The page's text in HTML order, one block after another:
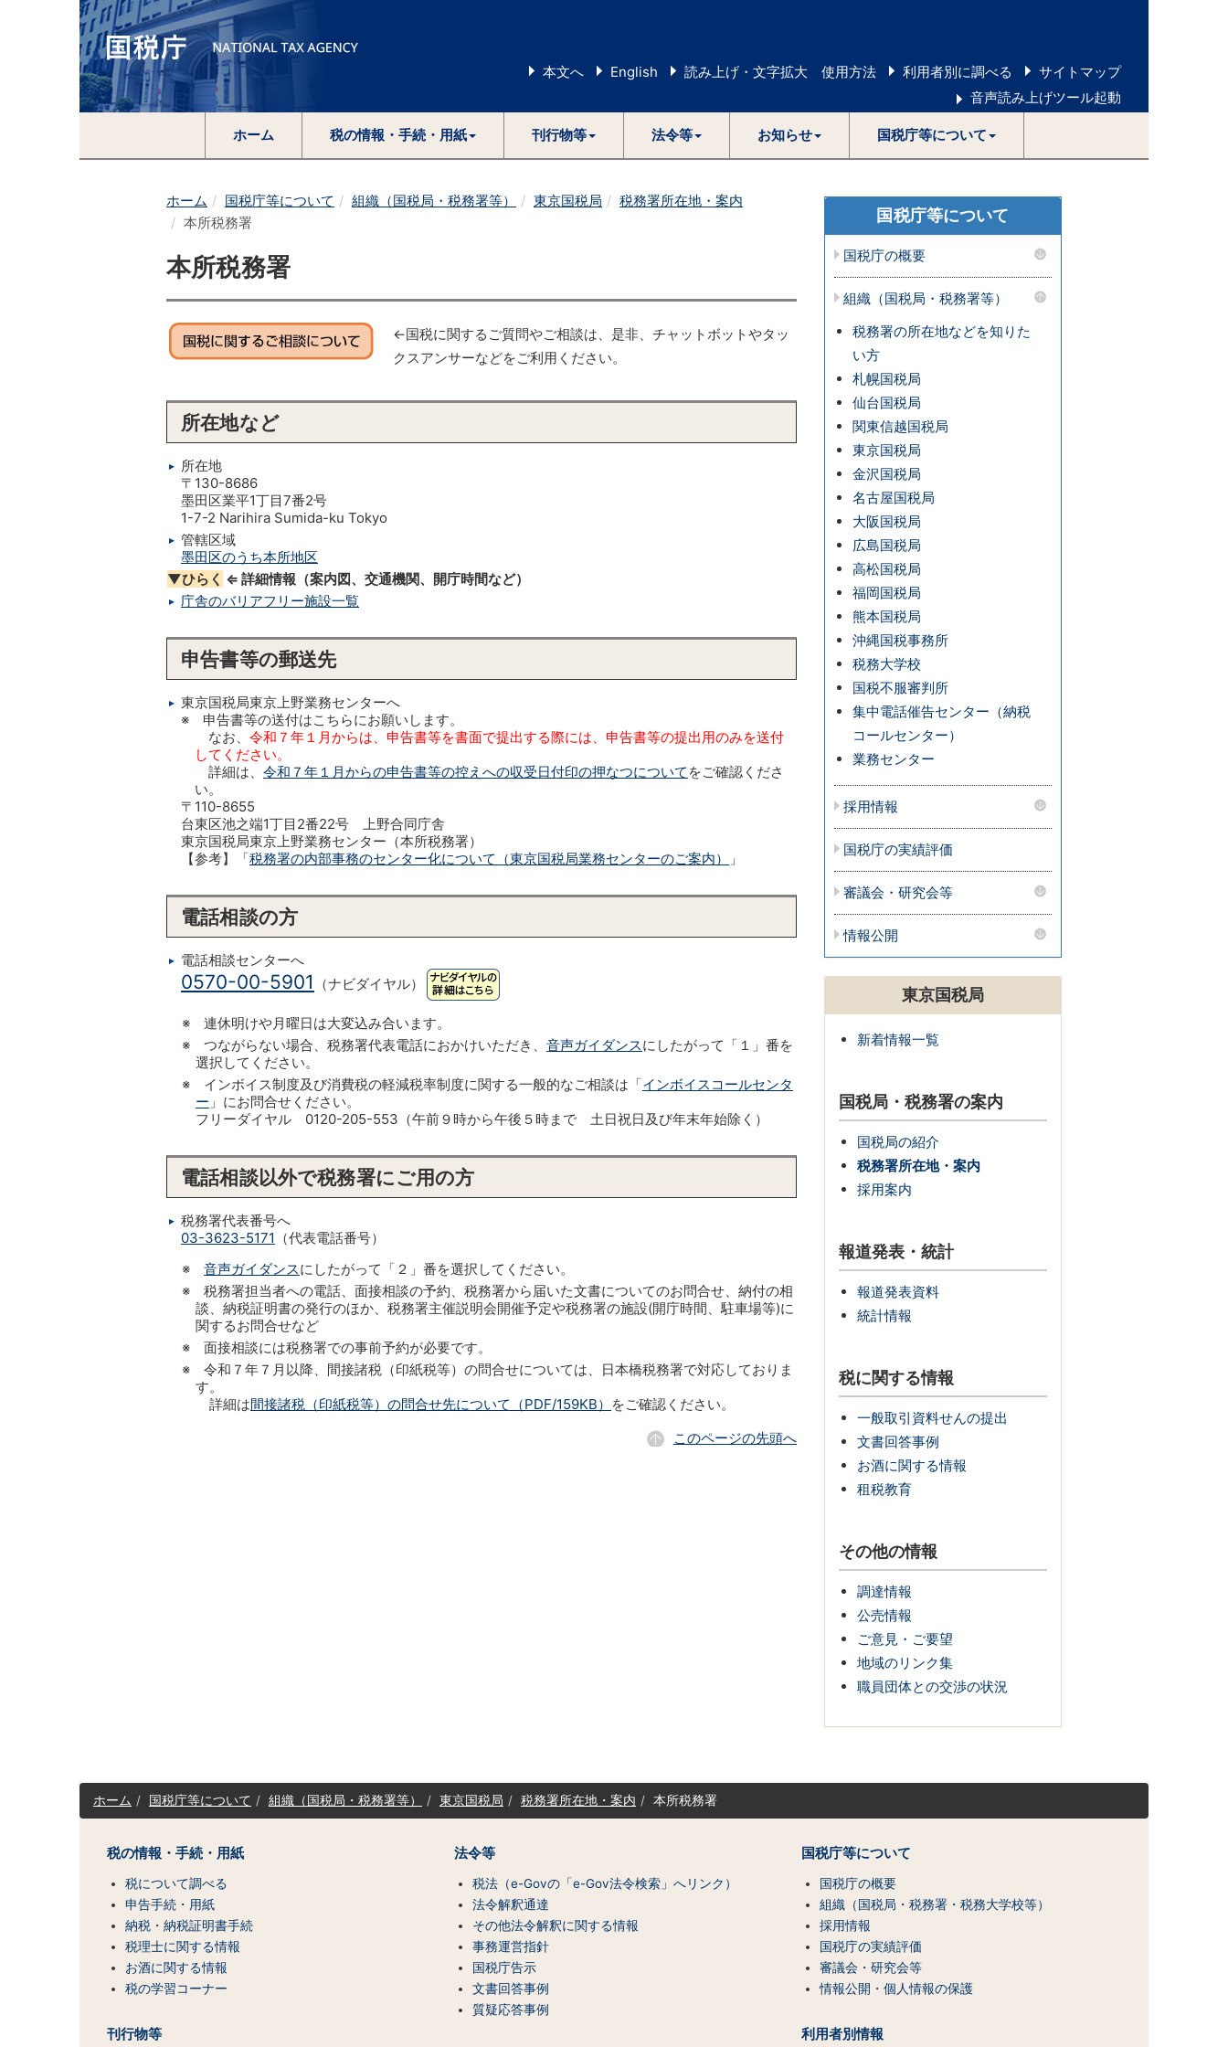
本文へ English 読み上げ・文字拡大 使用方法 利用者別に調べる
サイトマップ
音声読み上げツール起動
ホーム 税の情報・手続・用紙 刊行物等 法令等 お知らせ 国税庁等について
ホーム 国税庁等について 組織（国税局・税務署等） 東京国税局
税務署所在地・案内
本所税務署
本所税務署
←国税に関するご質問やご相談は、是非、チャットボットやタッ
クスアンサーなどをご利用ください。
所在地など
所在地
〒130-8686
墨田区業平1丁目7番2号
1-7-2 Narihira Sumida-ku Tokyo
管轄区域
墨田区のうち本所地区
▼ひらく ⇐ 詳細情報（案内図、交通機関、開庁時間など）
庁舎のバリアフリー施設一覧
申告書等の郵送先
東京国税局東京上野業務センターへ
※ 申告書等の送付はこちらにお願いします。
なお、 令和７年１月からは、申告書等を書面で提出する際には、申告書等の提出用のみを送付
してください。
詳細は、 令和７年１月からの申告書等の控えへの収受日付印の押なつについて をご確認くださ
い。
〒110-8655
台東区池之端1丁目2番22号 上野合同庁舎
東京国税局東京上野業務センター（本所税務署）
【参考】「税務署の内部事務のセンター化について（東京国税局業務センターのご案内） 」
電話相談の方
電話相談センターへ
0570-00-5901 （ナビダイヤル）
※ 連休明けや月曜日は大変込み合います。
※ つながらない場合、税務署代表電話におかけいただき、 音声ガイダンスにしたがって「１」番を
選択してください。
※ インボイス制度及び消費税の軽減税率制度に関する一般的なご相談は「インボイスコールセンタ
ー 」にお問合せください。
フリーダイヤル 0120-205-553（午前９時から午後５時まで 土日祝日及び年末年始除く）
電話相談以外で税務署にご用の方
税務署代表番号へ
03-3623-5171 （代表電話番号）
※ 音声ガイダンスにしたがって「２」番を選択してください。
※ 税務署担当者への電話、面接相談の予約、税務署から届いた文書についてのお問合せ、納付の相
談、納税証明書の発行のほか、税務署主催説明会開催予定や税務署の施設(開庁時間、駐車場等)に
関するお問合せなど
※ 面接相談には税務署での事前予約が必要です。
※ 令和７年７月以降、間接諸税（印紙税等）の問合せについては、日本橋税務署で対応しておりま
す。
詳細は間接諸税（印紙税等）の問合せ先について（PDF/159KB） をご確認ください。
このページの先頭へ
国税庁等について
国税庁の概要
組織（国税局・税務署等）
税務署の所在地などを知りた
い方
札幌国税局
仙台国税局
関東信越国税局
東京国税局
金沢国税局
名古屋国税局
大阪国税局
広島国税局
高松国税局
福岡国税局
熊本国税局
沖縄国税事務所
税務大学校
国税不服審判所
集中電話催告センター（納税
コールセンター）
業務センター
採用情報
国税庁の実績評価
審議会・研究会等
情報公開
東京国税局
新着情報一覧
国税局・税務署の案内
国税局の紹介
税務署所在地・案内
採用案内
報道発表・統計
報道発表資料
統計情報
税に関する情報
一般取引資料せんの提出
文書回答事例
お酒に関する情報
租税教育
その他の情報
調達情報
公売情報
ご意見・ご要望
地域のリンク集
職員団体との交渉の状況
サ
イ
（コ
ホーム 国税庁等について 組織（国税局・税務署等） 東京国税局 税務署所在地・案内 本所税務署
税の情報・手続・用紙
税について調べる
申告手続・用紙
納税・納税証明書手続
税理士に関する情報
お酒に関する情報
税の学習コーナー
刊行物等
法令等
税法（e-Govの「e-Gov法令検索」へリンク）
法令解釈通達
その他法令解釈に関する情報
事務運営指針
国税庁告示
文書回答事例
質疑応答事例
国税庁等について
国税庁の概要
組織（国税局・税務署・税務大学校等）
採用情報
国税庁の実績評価
審議会・研究会等
情報公開・個人情報の保護
利用者別情報